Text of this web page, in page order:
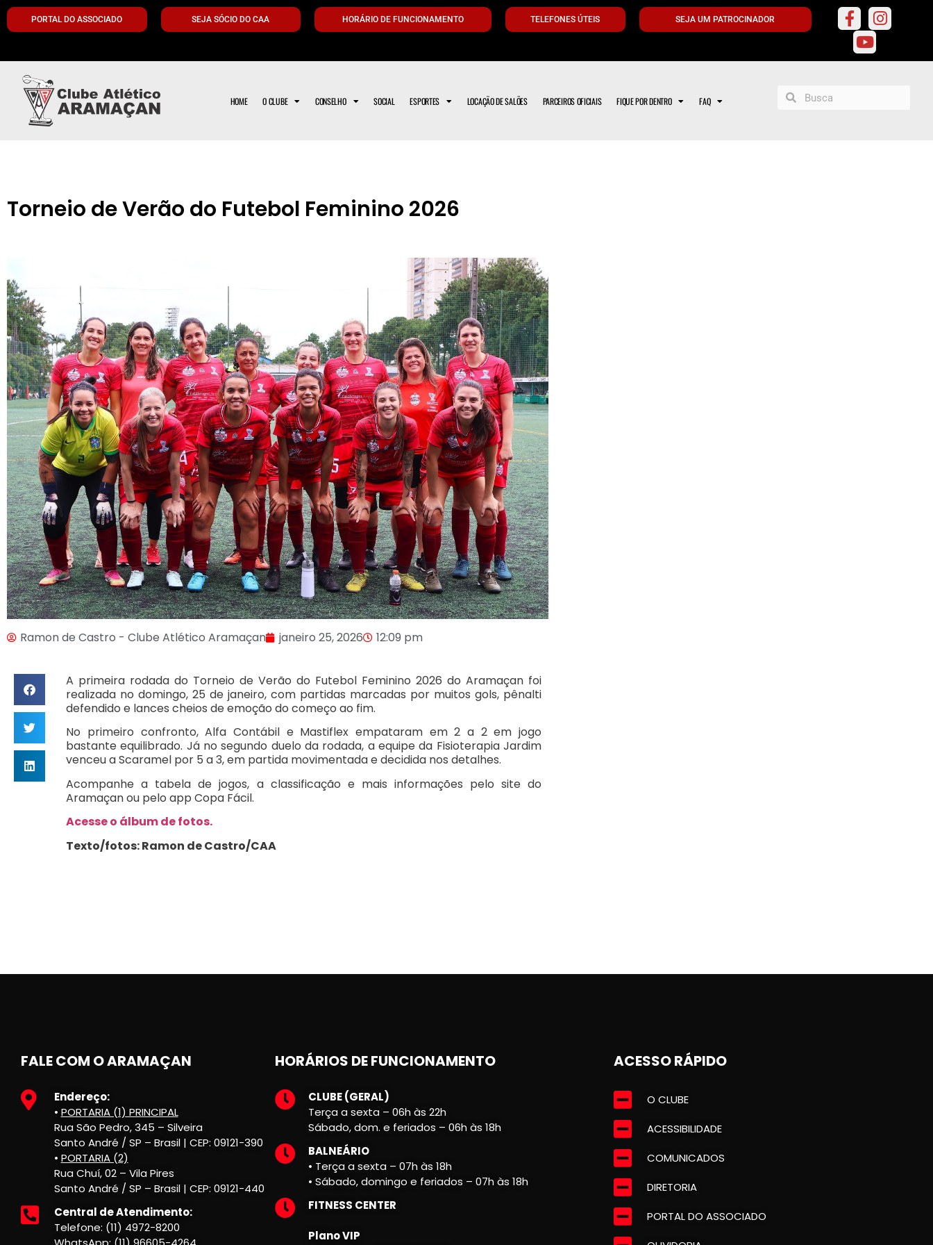
PORTAL DO ASSOCIADO SEJA SÓCIO DO CAA HORÁRIO DE FUNCIONAMENTO TELEFONES ÚTEIS SEJA UM PATROCINADOR
HOME O CLUBE CONSELHO SOCIAL ESPORTES LOCAÇÃO DE SALÕES PARCEIROS OFICIAIS FIQUE POR DENTRO FAQ
Torneio de Verão do Futebol Feminino 2026
Ramon de Castro - Clube Atlético Aramaçan janeiro 25, 2026 12:09 pm
A primeira rodada do Torneio de Verão do Futebol Feminino 2026 do Aramaçan foi
realizada no domingo, 25 de janeiro, com partidas marcadas por muitos gols, pênalti
defendido e lances cheios de emoção do começo ao fim.
No primeiro confronto, Alfa Contábil e Mastiflex empataram em 2 a 2 em jogo
bastante equilibrado. Já no segundo duelo da rodada, a equipe da Fisioterapia Jardim
venceu a Scaramel por 5 a 3, em partida movimentada e decidida nos detalhes.
Acompanhe a tabela de jogos, a classificação e mais informações pelo site do
Aramaçan ou pelo app Copa Fácil.
Acesse o álbum de fotos.
Texto/fotos: Ramon de Castro/CAA
FALE COM O ARAMAÇAN
Endereço:
• PORTARIA (1) PRINCIPAL
Rua São Pedro, 345 – Silveira
Santo André / SP – Brasil | CEP: 09121-390
• PORTARIA (2)
Rua Chuí, 02 – Vila Pires
Santo André / SP – Brasil | CEP: 09121-440
Central de Atendimento:
Telefone: (11) 4972-8200
HORÁRIOS DE FUNCIONAMENTO
CLUBE (GERAL)
Terça a sexta – 06h às 22h
Sábado, dom. e feriados – 06h às 18h
BALNEÁRIO
• Terça a sexta – 07h às 18h
• Sábado, domingo e feriados – 07h às 18h
FITNESS CENTER
Plano VIP
ACESSO RÁPIDO
O CLUBE
ACESSIBILIDADE
COMUNICADOS
DIRETORIA
PORTAL DO ASSOCIADO